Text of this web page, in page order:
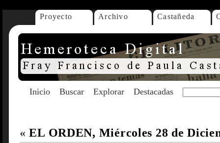
Proyecto Archivo Castañeda
Inicio Buscar Explorar Destacadas
« EL ORDEN, Miércoles 28 de